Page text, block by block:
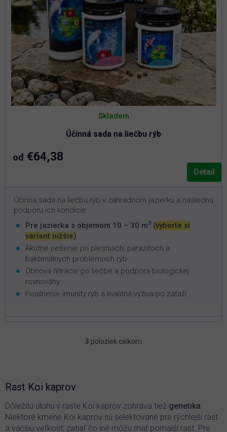
Účinná sada na liečbu rýb
Skladem
od €64,38
Detail
Účinná sada na liečbu rýb v záhradnom jazierku a následnú
podporu ich kondície.
Pre jazierka s objemom 10 – 30 m3 (vyberte si
variant nižšie)
Akútne riešenie pri plesniach, parazitoch a
bakteriálnych problémoch rýb
Obnova filtrácie po liečbe a podpora biologickej
rovnováhy
Posilnenie imunity rýb a kvalitná výživa po záťaži
O
c
e
3 položiek celkom
Rast Koi kaprov
Dôležitú úlohu v raste Koi kaprov zohráva tiež genetika.
Niektoré kmene Koi kaprov sú selektované pre rýchlejší rast
a väčšiu veľkosť, zatiaľ čo iné môžu mať pomalší rast. Pre